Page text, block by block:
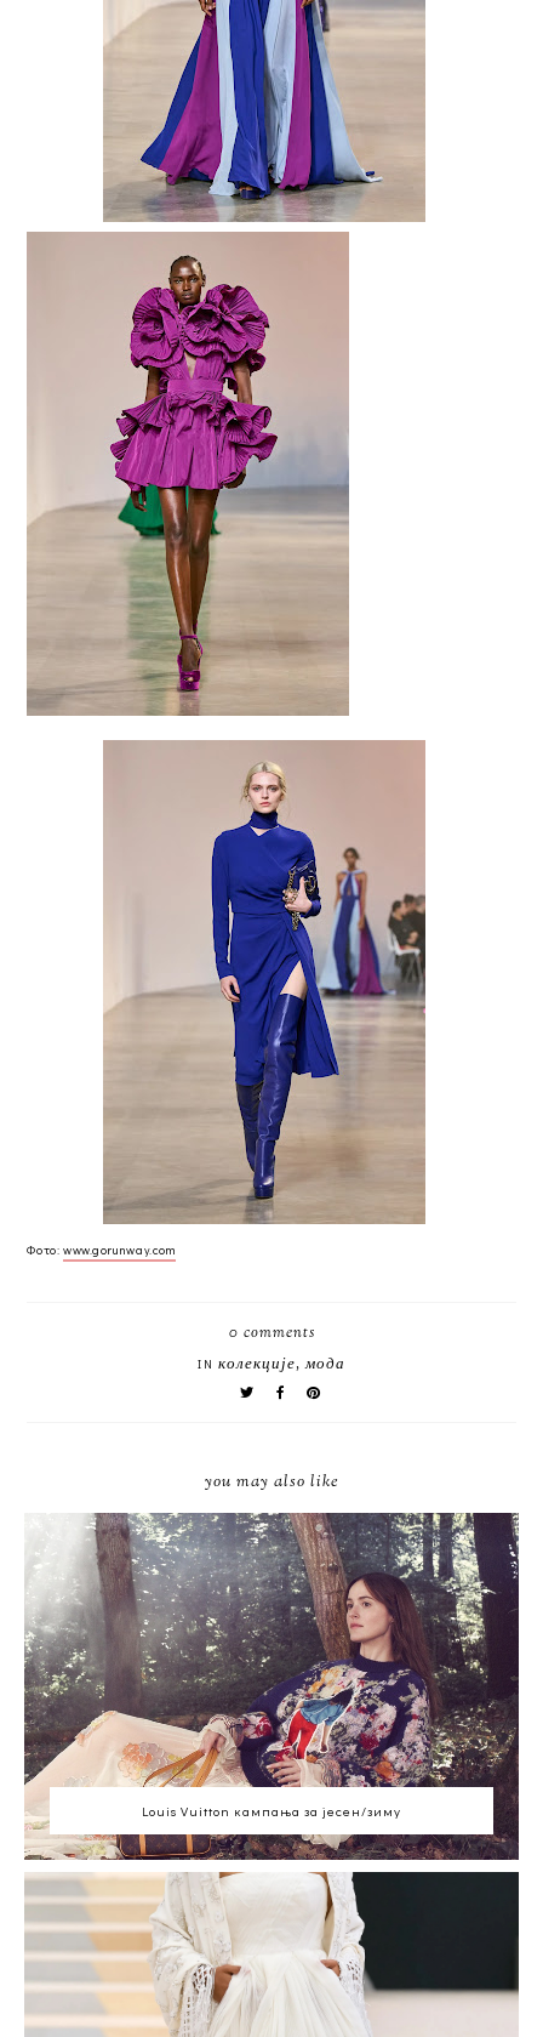
Фото:www.gorunway.com
0 comments
IN колекције,мода
you may also like
Louis Vuitton кампања за јесен/зиму